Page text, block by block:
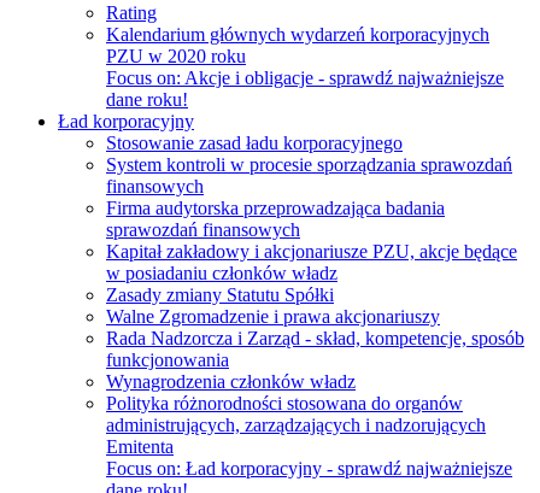
Rating
Kalendarium głównych wydarzeń korporacyjnych
PZU w 2020 roku
Focus on: Akcje i obligacje - sprawdź najważniejsze
dane roku!
Ład korporacyjny
Stosowanie zasad ładu korporacyjnego
System kontroli w procesie sporządzania sprawozdań
finansowych
Firma audytorska przeprowadzająca badania
sprawozdań finansowych
Kapitał zakładowy i akcjonariusze PZU, akcje będące
w posiadaniu członków władz
Zasady zmiany Statutu Spółki
Walne Zgromadzenie i prawa akcjonariuszy
Rada Nadzorcza i Zarząd - skład, kompetencje, sposób
funkcjonowania
Wynagrodzenia członków władz
Polityka różnorodności stosowana do organów
administrujących, zarządzających i nadzorujących
Emitenta
Focus on: Ład korporacyjny - sprawdź najważniejsze